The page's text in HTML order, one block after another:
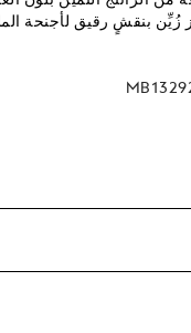
زُيِّن بنقشٍ رقيق لأجنحة